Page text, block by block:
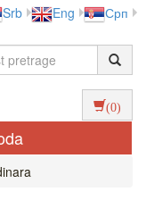
Srb Eng Срп
(0)